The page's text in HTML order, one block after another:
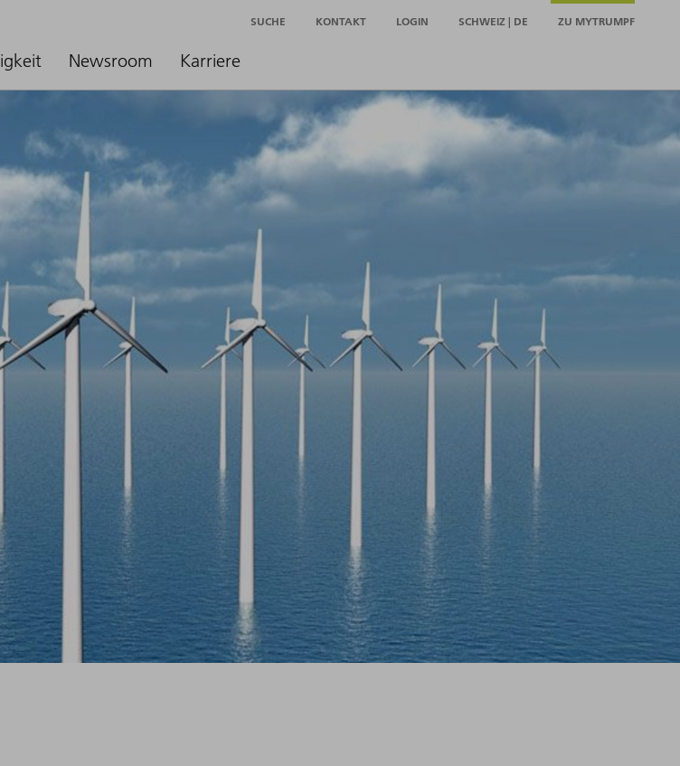
Newsroom Karriere
SUCHE KONTAKT LOGIN SCHWEIZ | DE ZU MYTRUMPF